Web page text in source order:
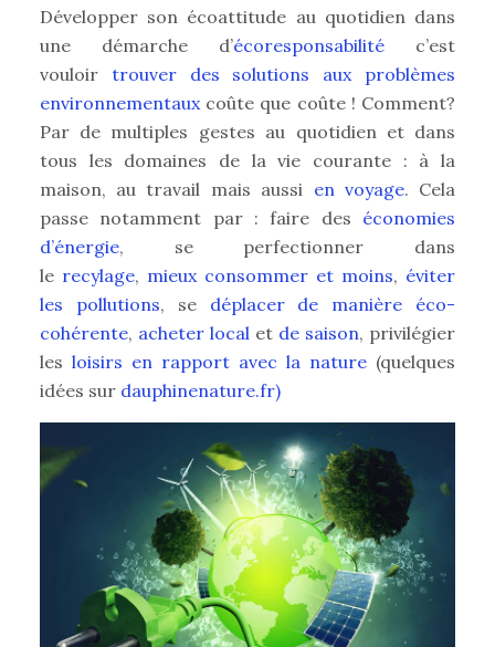
Développer son écoattitude au quotidien dans
une démarche d’écoresponsabilité c’est
vouloir trouver des solutions aux problèmes
environnementauxcoûte que coûte ! Comment?
Par de multiples gestes au quotidien et dans
tous les domaines de la vie courante : à la
maison, au travail mais aussi en voyage. Cela
passe notamment par : faire des économies
d’énergie, se perfectionner dans
le recylage, mieux consommer et moins, éviter
les pollutions, se déplacer de manière éco-
cohérente, acheter local et de saison, privilégier
les loisirs en rapport avec la nature (quelques
idées sur dauphinenature.fr)